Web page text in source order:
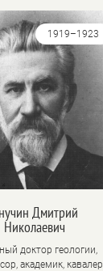
1919–1923
Дмитрий
Николаевич
доктор геологии,
академик, кавалер